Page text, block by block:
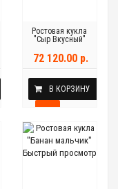
Ростовая кукла
"Сыр Вкусный"
72 120.00 р.
В КОРЗИНУ
Быстрый просмотр